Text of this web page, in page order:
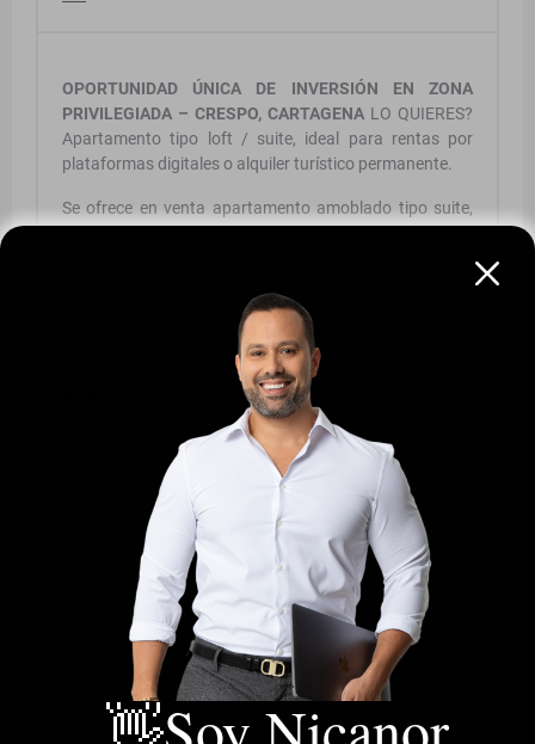
OPORTUNIDAD ÚNICA DE INVERSIÓN EN ZONA
PRIVILEGIADA – CRESPO, CARTAGENA LO QUIERES?
Apartamento tipo loft / suite, ideal para rentas por
plataformas digitales o alquiler turístico permanente.
Se ofrece en venta apartamento amoblado tipo suite,
estratégico barrio de Crespo.
• 31 m² de área interna
• 12 m² de balcón
• Altura libre interior de 2,80 m
👉 Se vende completamente amoblado y dotado.
👉 Actualmente genera ingresos, con rentabilidad
comprobada a través de alquiler turístico.
EDIFICIO DISEÑADO 100% PARA RENTAS TURÍSTICAS
El edificio permite alquiler turístico de manera
permanente, sin restricciones, lo que lo convierte en una
opción ideal para Airbnb y demás plataformas digitales.